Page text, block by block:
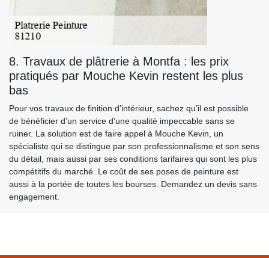
8. Travaux de plâtrerie à Montfa : les prix
pratiqués par Mouche Kevin restent les plus
bas
Pour vos travaux de finition d’intérieur, sachez qu’il est possible
de bénéficier d’un service d’une qualité impeccable sans se
ruiner. La solution est de faire appel à Mouche Kevin, un
spécialiste qui se distingue par son professionnalisme et son sens
du détail, mais aussi par ses conditions tarifaires qui sont les plus
compétitifs du marché. Le coût de ses poses de peinture est
aussi à la portée de toutes les bourses. Demandez un devis sans
engagement.